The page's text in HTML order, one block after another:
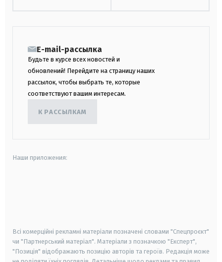
E-mail-рассылка
Будьте в курсе всех новостей и
обновлений! Перейдите на страницу наших
рассылок, чтобы выбрать те, которые
соответствуют вашим интересам.
К РАССЫЛКАМ
Наши приложения:
Всі комерційні рекламні матеріали позначені словами "Спецпроєкт"
чи "Партнерський матеріал". Матеріали з позначкою "Експерт",
"Позиція" відображають позицію авторів та героїв. Редакція може